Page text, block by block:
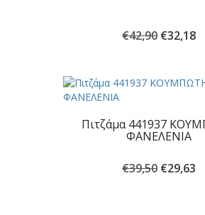
€42,90 Original
€32,18Η
Πιτζάμα 441937
ΦΑΝΕΛΕΝΙΑ
€39,50 Original
€29,63